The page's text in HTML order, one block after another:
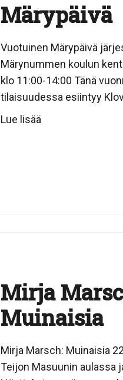
Märypäivä
Vuotuinen Märypäivä
Märynummen koulun
klo 11:00-14:00 Tänä
tilaisuudessa esiintyy
Lue lisää
Mirja
Muinaisia
Mirja Marsch: Muinaisia
Teijon Masuunin aulassa